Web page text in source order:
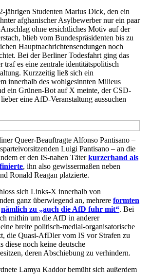
jährigen Studenten Marius Dick, den ein
afghanischer Asylbewerber nur ein paar
ohne ersichtliches Motiv auf der
blieb vom Bundespräsidenten bis zu
Hauptnachrichtensendungen noch
Bei der Berliner Todesfahrt ging das
traf es eine zentrale identitätspolitisch
Kurzzeitig ließ sich ein
innerhalb des wohlgesinnten Milieus
ein Grü­nen-Bot auf X meinte, der CSD-
eine AfD-Ver­an­stal­tung aussuchen
Queer-Be­auf­trag­te Alfonso Pan­ti­sano –
Luigi Pan­ti­sano – an die
er den IS-nahen Täterkurzerhand als
, ihn also gewissermaßen neben
Ronald Reagan platzierte.
sich Links-X innerhalb von
ganz überwiegend an, mehrere formten
nämlich zu „auch die AfD fuhr mit“. Bei
mithin um die AfD in anderer
breite poli­tisch-medial-orga­nisa­tori­sche
die Quasi-AfDler vom IS vor Strafen zu
diese noch keine deutsche
deren Abschiebung zu verhindern.
Lamya Kaddor bemüht sich außerdem